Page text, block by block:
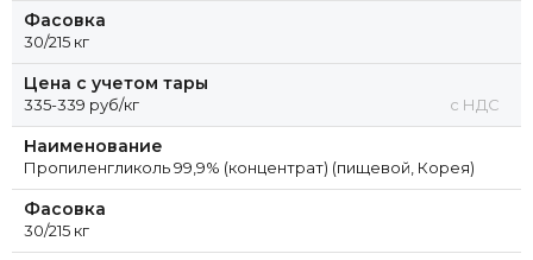
Фасовка
30/215 кг
Цена с учетом тары
335-339 руб/кг с НДС
Наименование
Пропиленгликоль 99,9% (концентрат) (пищевой, Корея)
Фасовка
30/215 кг